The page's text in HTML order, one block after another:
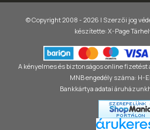
© Copyright 2008 - 2026 | Szerzői jog
készítette: X-Page
A kényelmes és biztonságos online fizetést
MNB engedély száma: H-
Bankkártya adatai